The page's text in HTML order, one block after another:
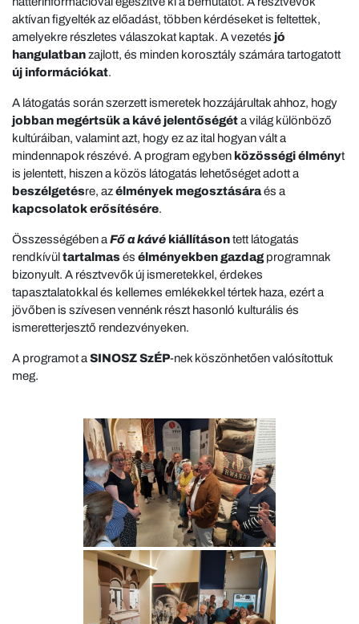
aktívan figyelték az előadást, többen kérdéseket is feltettek,
amelyekre részletes válaszokat kaptak. A vezetés jó
hangulatbanzajlott, és minden korosztály számára tartogatott
új információkat.
A látogatás során szerzett ismeretek hozzájárultak ahhoz, hogy
jobban megértsük a kávé jelentőségéta világ különböző
kultúráiban, valamint azt, hogy ez az ital hogyan vált a
mindennapok részévé. A program egyben közösségi élményt
is jelentett, hiszen a közös látogatás lehetőséget adott a
beszélgetésre, azélmények megosztásáraés a
kapcsolatok erősítésére.
Összességében a Fő a kávé kiállításontett látogatás
rendkívül tartalmasés élményekben gazdagprogramnak
bizonyult. A résztvevők új ismeretekkel, érdekes
tapasztalatokkal és kellemes emlékekkel tértek haza, ezért a
jövőben is szívesen vennénk részt hasonló kulturális és
ismeretterjesztő rendezvényeken.
A programot a SINOSZ SzÉP-nek köszönhetően valósítottuk
meg.